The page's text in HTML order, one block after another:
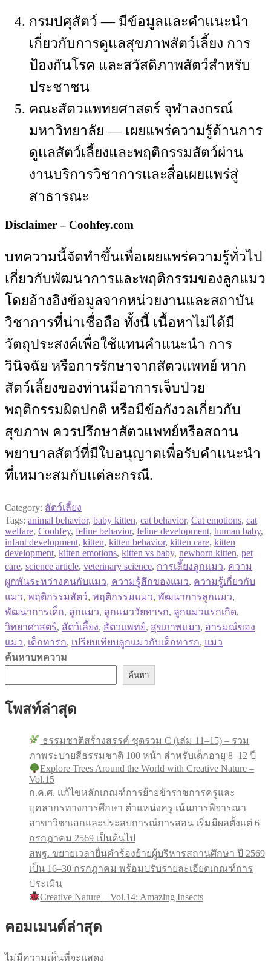
กรมปศุสัตว์ — มีข้อมูลและคำแนะนำ
เกี่ยวกับการดูแลสุขภาพสัตว์เลี้ยง การ
ป้องกันโรค และสวัสดิภาพสัตว์สำหรับ
ประชาชน
คณะสัตวแพทยศาสตร์ จุฬาลงกรณ์
มหาวิทยาลัย — เผยแพร่ความรู้ด้านการ
ดูแลสัตว์เลี้ยงและพฤติกรรมสัตว์ผ่าน
งานบริการวิชาการและสื่อเผยแพร่สู่
สาธารณะ
Disclaimer – Coohfey.com
บทความนี้จัดทำขึ้นเพื่อเผยแพร่ความรู้ทั่วไป
เกี่ยวกับพัฒนาการและพฤติกรรมของลูกแมว
โดยอ้างอิงข้อมูลจากหน่วยงานและสถาบัน
วิชาการที่น่าเชื่อถือ ทั้งนี้ เนื้อหาไม่ได้มี
วัตถุประสงค์เพื่อใช้แทนคำแนะนำ การ
วินิจฉัย หรือการรักษาจากสัตวแพทย์ หาก
สัตว์เลี้ยงของท่านมีอาการเจ็บป่วย
พฤติกรรมผิดปกติ หรือมีข้อกังวลเกี่ยวกับ
สุขภาพ ควรปรึกษาสัตวแพทย์หรือสถาน
พยาบาลสัตว์ที่มีใบอนุญาตเพื่อรับคำแนะนำ
ที่เหมาะสมกับแต่ละกรณี.
Category: สัตว์เลี้ยง
Tags: animal behavior, baby kitten, cat behavior, Cat emotions, cat
welfare, Coohfey, feline behavior, feline development, human baby,
infant development, kitten, kitten behavior, kitten care, kitten
development, kitten emotions, kitten vs baby, newborn kitten, pet
care, science article, veterinary science, การเลี้ยงลูกแมว, ความ
ผูกพันระหว่างคนกับแมว, ความรู้สึกของแมว, ความรู้เกี่ยวกับ
แมว, พฤติกรรมสัตว์, พฤติกรรมแมว, พัฒนาการลูกแมว,
พัฒนาการเด็ก, ลูกแมว, ลูกแมววัยทารก, ลูกแมวแรกเกิด,
วิทยาศาสตร์, สัตว์เลี้ยง, สัตวแพทย์, สุขภาพแมว, อารมณ์ของ
แมว, เด็กทารก, เปรียบเทียบลูกแมวกับเด็กทารก, แมว
ค้นหาบทความ
ค้นหา
โพสท์ล่าสุด
ธรรมชาติสร้างสรรค์ ชุดรวม C (เล่ม 11–15) – รวม
ภาพระบายสีธรรมชาติ 100 หน้า สำหรับเด็กอายุ 8–12 ปี
Explore Trees Around the World with Creative Nature –
Vol.15
ก.ค.ศ. แก้ไขหลักเกณฑ์การย้ายข้าราชการครูและ
บุคลากรทางการศึกษา ตำแหน่งครู เน้นการพิจารณา
สาขาวิชาเอกและประสบการณ์การสอน เริ่มมีผลตั้งแต่ 6
กรกฎาคม 2569 เป็นต้นไป
สพฐ. ขยายเวลายื่นคำร้องย้ายผู้บริหารสถานศึกษา ปี 2569
เป็น 16–30 กรกฎาคม พร้อมปรับรายละเอียดเกณฑ์การ
ประเมิน
Creative Nature – Vol.14: Amazing Insects
คอมเมนด์ล่าสุด
ไม่มีความเห็นที่จะแสดง